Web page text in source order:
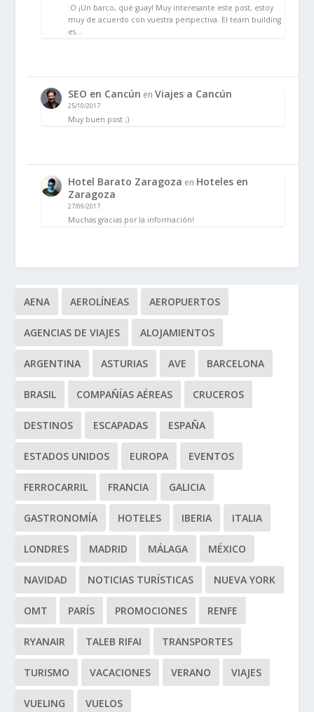
:O ¡Un barco, qué guay! Muy interesante este post, estoy
muy de acuerdo con vuestra perspectiva. El team building
es…
SEO en Cancún enViajes a Cancún
25/10/2017
Muy buen post ;)
Hotel Barato Zaragoza en Hoteles en
Zaragoza
27/09/2017
Muchas gracias por la información!
AENA AEROLÍNEAS AEROPUERTOS
AGENCIAS DE VIAJES ALOJAMIENTOS
ARGENTINA ASTURIAS AVE BARCELONA
BRASIL COMPAÑÍAS AÉREAS CRUCEROS
DESTINOS ESCAPADAS ESPAÑA
ESTADOS UNIDOS EUROPA EVENTOS
FERROCARRIL FRANCIA GALICIA
GASTRONOMÍA HOTELES IBERIA ITALIA
LONDRES MADRID MÁLAGA MÉXICO
NAVIDAD NOTICIAS TURÍSTICAS NUEVA YORK
OMT PARÍS PROMOCIONES RENFE
RYANAIR TALEB RIFAI TRANSPORTES
TURISMO VACACIONES VERANO VIAJES
VUELING VUELOS